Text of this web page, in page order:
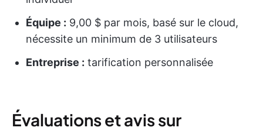
Équipe : 9,00 $ par mois, basé sur le cloud,
nécessite un minimum de 3 utilisateurs
Entreprise : tarification personnalisée
Évaluations et avis sur